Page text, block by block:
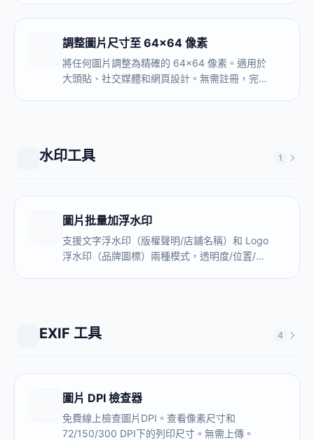
調整圖片尺寸至 64×64 像素
將任何圖片調整為精確的 64×64 像素。適用於
大頭貼、社交媒體和網頁設計。無需註冊，完全
水印工具 1
圖片批量加浮水印
支援文字浮水印（版權聲明/店鋪名稱）和 Logo
浮水印（品牌圖標）兩種模式，透明度/位置/大
EXIF 工具 4
圖片 DPI 檢查器
免費線上檢查圖片DPI。查看像素尺寸和
72/150/300 DPI下的列印尺寸。無需上傳。